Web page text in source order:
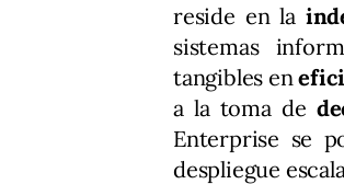
reside en la
sistemas
tangibles en
a la toma de
Enterprise se
despliegue